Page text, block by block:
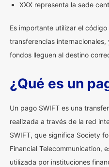
XXX representa la sede
Es importante utilizar el
transferencias
fondos lleguen al destino
¿Qué es un
Un pago SWIFT es una
realizada a través de la red
SWIFT, que significa Society
Financial Telecommunication,
utilizada por instituciones